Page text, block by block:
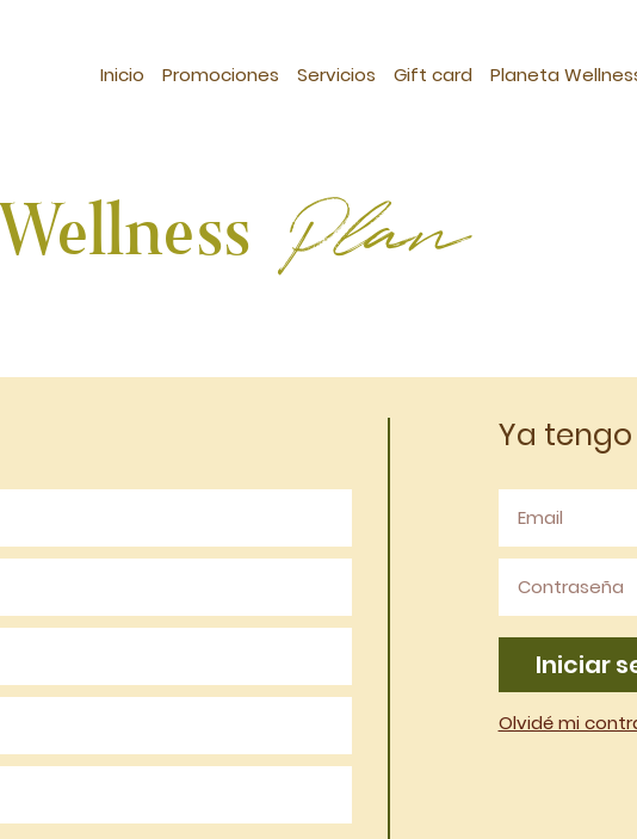
Inicio Promociones Servicios Gift card Planeta
Wellness Plan
Ya
Iniciar
Olvidé mi